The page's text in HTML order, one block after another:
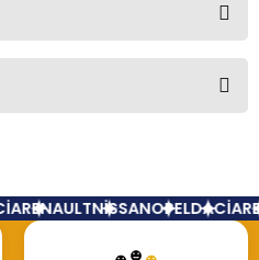
siz yapın!
RENAULTNİSSANOPELDACİA